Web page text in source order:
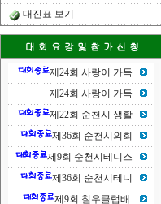
대진표 보기
제24회 사랑이 가득
제24회 사랑이 가득
제22회 순천시 생활
제36회 순천시의회
제9회 순천시테니스
제36회 순천시테니
제9회 칠우클럽배